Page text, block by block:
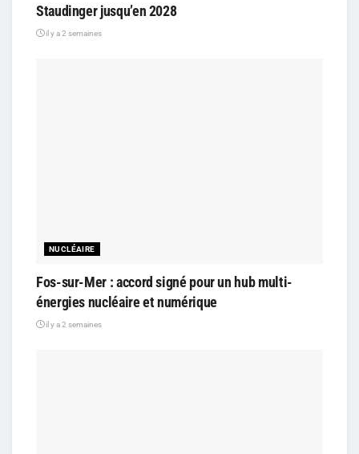
Staudinger jusqu’en 2028
il y a 2 semaines
NUCLÉAIRE
Fos-sur-Mer : accord signé pour un hub multi-
énergies nucléaire et numérique
il y a 2 semaines